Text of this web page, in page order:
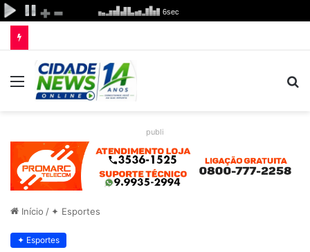
Menu
publi
Início / ✦ Esportes
✦ Esportes